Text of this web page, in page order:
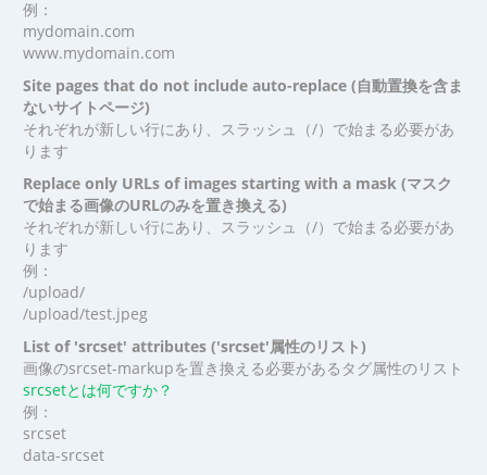
例：
mydomain.com
www.mydomain.com
Site pages that do not include auto-replace (自動置換を含ま
ないサイトページ)
それぞれが新しい行にあり、スラッシュ（/）で始まる必要があ
ります
Replace only URLs of images starting with a mask (マスク
で始まる画像のURLのみを置き換える)
それぞれが新しい行にあり、スラッシュ（/）で始まる必要があ
ります
例：
/upload/
/upload/test.jpeg
List of 'srcset' attributes ('srcset'属性のリスト)
画像のsrcset-markupを置き換える必要があるタグ属性のリスト
srcsetとは何ですか？
例：
srcset
data-srcset